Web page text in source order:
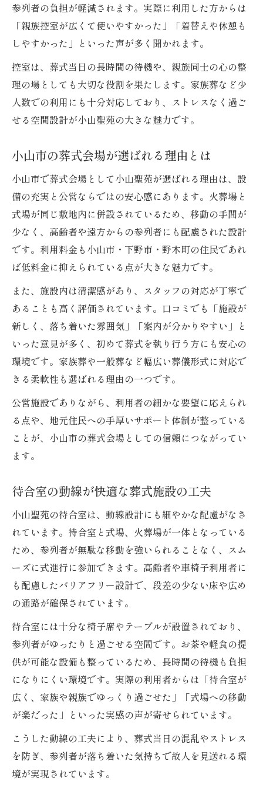
葬式会場の動線設計が移動負担を軽減
控室と式場の距離が短い葬式施設の魅力
高齢者も安心して利用できる動線の工夫
小山聖苑の葬式会場で感じる動線の良さ
利用者目線で見る小山聖苑の魅力
実際の葬式体験から見る控室の利便性
待合室や控室が葬式に与える安心感とは
利用者の声でわかる葬式施設の選び方
家族葬で好評の設備とその理由を紹介
控室の充実度が葬式の安心感につながる
充実した控室設備が葬式の満足度を向上
葬式当日の控室利用で感じる安心感の理由
控室の整備状況が葬式の雰囲気を左右
小山聖苑で安心して葬式を迎えるために
控室利用が葬式のストレスを軽減する要因
参列者の負担が軽減されます。実際に利用した方からは
「親族控室が広くて使いやすかった」「着替えや休憩も
しやすかった」といった声が多く聞かれます。
控室は、葬式当日の長時間の待機や、親族同士の心の整
理の場としても大切な役割を果たします。家族葬など少
人数での利用にも十分対応しており、ストレスなく過ご
せる空間設計が小山聖苑の大きな魅力です。
小山市の葬式会場が選ばれる理由とは
小山市で葬式会場として小山聖苑が選ばれる理由は、設
備の充実と公営ならではの安心感にあります。火葬場と
式場が同じ敷地内に併設されているため、移動の手間が
少なく、高齢者や遠方からの参列者にも配慮された設計
です。利用料金も小山市・下野市・野木町の住民であれ
ば低料金に抑えられている点が大きな魅力です。
また、施設内は清潔感があり、スタッフの対応が丁寧で
あることも高く評価されています。口コミでも「施設が
新しく、落ち着いた雰囲気」「案内が分かりやすい」と
いった意見が多く、初めて葬式を執り行う方にも安心の
環境です。家族葬や一般葬など幅広い葬儀形式に対応で
きる柔軟性も選ばれる理由の一つです。
公営施設でありながら、利用者の細かな要望に応えられ
る点や、地元住民への手厚いサポート体制が整っている
ことが、小山市の葬式会場としての信頼につながってい
ます。
待合室の動線が快適な葬式施設の工夫
小山聖苑の待合室は、動線設計にも細やかな配慮がなさ
れています。待合室と式場、火葬場が一体となっている
ため、参列者が無駄な移動を強いられることなく、スム
ーズに式進行に参加できます。高齢者や車椅子利用者に
も配慮したバリアフリー設計で、段差の少ない床や広め
の通路が確保されています。
待合室には十分な椅子席やテーブルが設置されており、
参列者がゆったりと過ごせる空間です。お茶や軽食の提
供が可能な設備も整っているため、長時間の待機も負担
になりにくい環境です。実際の利用者からは「待合室が
広く、家族や親族でゆっくり過ごせた」「式場への移動
が楽だった」といった実感の声が寄せられています。
こうした動線の工夫により、葬式当日の混乱やストレス
を防ぎ、参列者が落ち着いた気持ちで故人を見送れる環
境が実現されています。